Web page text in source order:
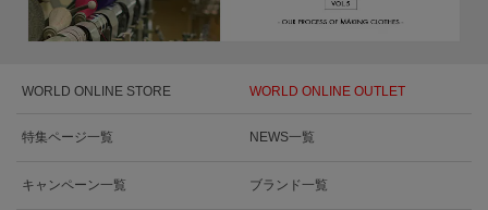
WORLD ONLINE STORE WORLD ONLINE OUTLET
特集ページ一覧 NEWS一覧
キャンペーン一覧 ブランド一覧